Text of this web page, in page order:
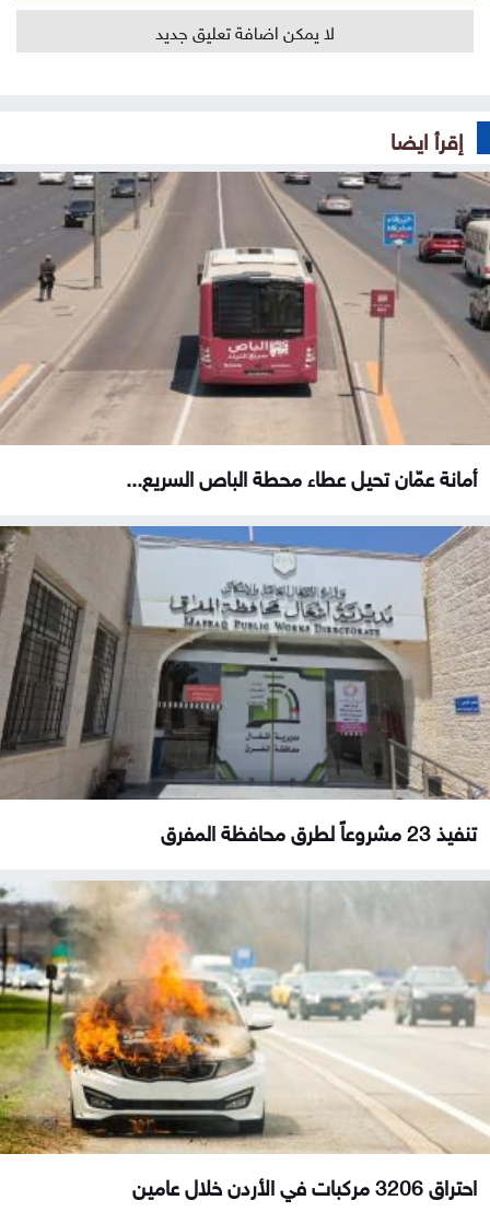
لا يمكن اضافة تعليق جديد
إقرأ ايضا
أمانة عمّان تحيل عطاء محطة الباص السريع...
تنفيذ 23 مشروعاً لطرق محافظة المفرق
احتراق 3206 مركبات في الأردن خلال عامين